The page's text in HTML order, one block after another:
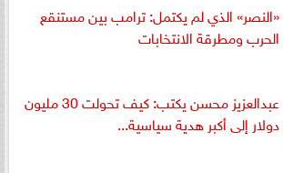
«النصر» الذي لم يكتمل: ترامب بين مستنقع
الحرب ومطرقة الانتخابات
عبدالعزيز محسن يكتب: كيف تحولت 30 مليون
دولار إلى أكبر هدية سياسية...